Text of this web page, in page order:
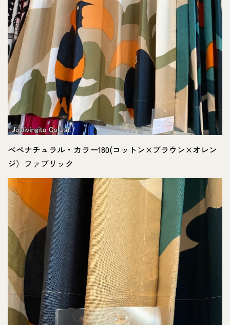
ペペナチュラル・カラー180(コットン×ブラウン×オレン
ジ）ファブリック